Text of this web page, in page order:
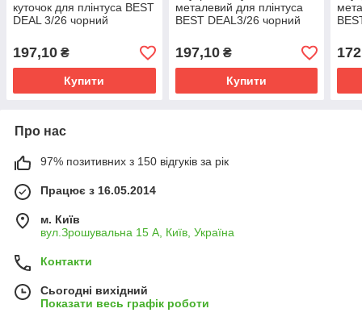
куточок для плінтуса BEST
DEAL 3/26 чорний
197,10 ₴
Купити
металевий для плінтуса
BEST DEAL3/26 чорний
197,10₴
Купити
Про нас
97% позитивних з 150 відгуків за рік
Працює з 16.05.2014
м. Київ
вул.Зрошувальна 15 А, Київ, Україна
Контакти
Сьогодні вихідний
Показати весь графік роботи